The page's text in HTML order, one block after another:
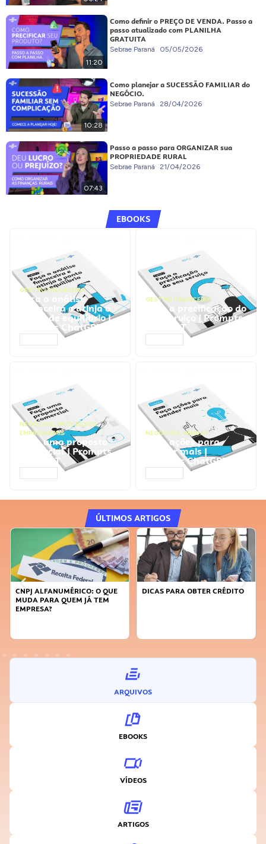
11:20
Como definir o PREÇO DE VENDA. Passo a
passo atualizado com PLANILHA
GRATUITA
Sebrae Paraná 05/05/2026
10:28
Como planejar a SUCESSÃO FAMILIAR do
NEGÓCIO.
Sebrae Paraná 28/04/2026
07:43
Passo a passo para ORGANIZAR sua
PROPRIEDADE RURAL
Sebrae Paraná 21/04/2026
EBOOKS
GESTÃO FINANCEIRA
Faça a análise
financeira e atinja o
ponto de equilíbrio |
Prompts ChatGPT
GESTÃO FINANCEIRA
Faça a precificação do
seu serviço | Prompts
ChatGPT
NEGÓCIOS, PROCESSOS
EMPRESARIAIS
Faça uma proposta
comercial | Prompts
ChatGPT
NEGÓCIOS, VENDAS
Faça ações para
vender mais |
Prompts ChatGPT
ÚLTIMOS ARTIGOS
DICAS PARA OBTER CRÉDITO
FAÇA A DIFERENÇA: SEJA
ARQUIVOS
EBOOKS
VÍDEOS
ARTIGOS